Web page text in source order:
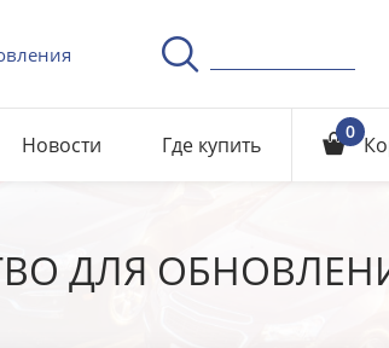
Новости Где купить 0
ДЛЯ